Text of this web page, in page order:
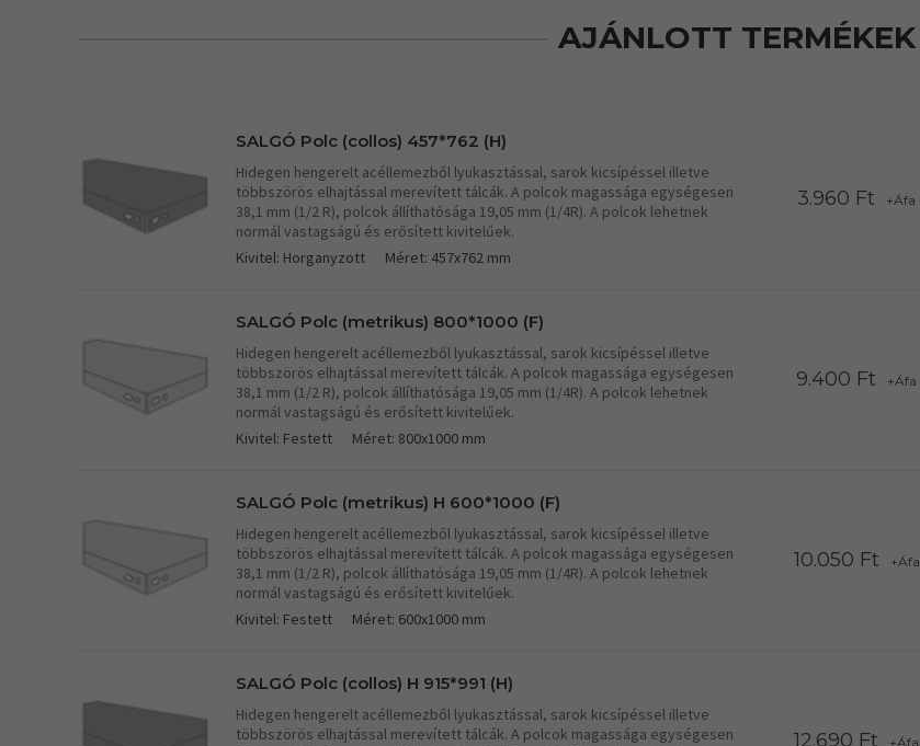
AJÁNLOTT TERMÉKEK
SALGÓ Polc (collos) 457*762 (H)
Hidegen hengerelt acéllemezből lyukasztással, sarok kicsípéssel illetve
többszörös elhajtással merevített tálcák. A polcok magassága egységesen
38,1 mm (1/2 R), polcok állíthatósága 19,05 mm (1/4R). A polcok lehetnek
normál vastagságú és erősített kivitelűek.
Kivitel: Horganyzott
Méret: 457x762 mm
3.960 Ft +Áfa
SALGÓ Polc (metrikus) 800*1000 (F)
Hidegen hengerelt acéllemezből lyukasztással, sarok kicsípéssel illetve
többszörös elhajtással merevített tálcák. A polcok magassága egységesen
38,1 mm (1/2 R), polcok állíthatósága 19,05 mm (1/4R). A polcok lehetnek
normál vastagságú és erősített kivitelűek.
Kivitel: Festett
Méret: 800x1000 mm
9.400 Ft +Áfa
SALGÓ Polc (metrikus) H 600*1000 (F)
Hidegen hengerelt acéllemezből lyukasztással, sarok kicsípéssel illetve
többszörös elhajtással merevített tálcák. A polcok magassága egységesen
38,1 mm (1/2 R), polcok állíthatósága 19,05 mm (1/4R). A polcok lehetnek
normál vastagságú és erősített kivitelűek.
Kivitel: Festett
Méret: 600x1000 mm
10.050 Ft +Áfa
SALGÓ Polc (collos) H 915*991 (H)
Hidegen hengerelt acéllemezből lyukasztással, sarok kicsípéssel illetve
többszörös elhajtással merevített tálcák. A polcok magassága egységesen
12.690 Ft +Áfa